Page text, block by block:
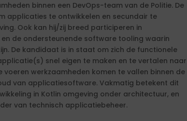
binnen een DevOps-team van de Politie. De
applicaties te ontwikkelen en secundair te
Ook kan hij/zij breed participeren in
de ondersteunende software tooling waarin
De kandidaat is in staat om zich de functionele
snel eigen te maken en te vertalen naar
werkzaamheden komen te vallen binnen de
van applicatiesoftware. Vakmatig betekent dit
in Kotlin omgeving onder architectuur, en
van technisch applicatiebeheer.